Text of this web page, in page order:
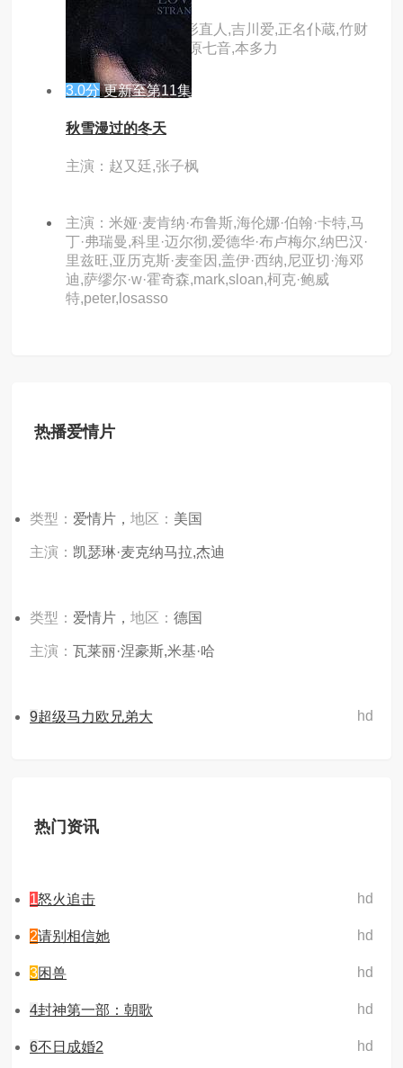
主演：福士苍汰,绪形直人,吉川爱,正名仆蔵,竹财
辉之助,太田莉菜,谷原七音,本多力
3.0分 更新至第11集
秋雪漫过的冬天
主演：赵又廷,张子枫
主演：米娅·麦肯纳·布鲁斯,海伦娜·伯翰·卡特,马
丁·弗瑞曼,科里·迈尔彻,爱德华·布卢梅尔,纳巴汉·
里兹旺,亚历克斯·麦奎因,盖伊·西纳,尼亚切·海邓
迪,萨缪尔·w·霍奇森,mark,sloan,柯克·鲍威
特,peter,losasso
热播爱情片
类型： 爱情片， 地区： 美国
主演： 凯瑟琳·麦克纳马拉,杰迪
类型： 爱情片， 地区： 德国
主演： 瓦莱丽·涅豪斯,米基·哈
hd
9超级马力欧兄弟大
热门资讯
hd
1怒火追击
hd
2请别相信她
hd
3困兽
hd
4封神第一部：朝歌
hd
6不日成婚2